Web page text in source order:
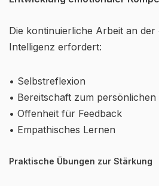
Die kontinuierliche Arbeit an der
Intelligenz erfordert:
• Selbstreflexion
• Bereitschaft zum persönlichen
• Offenheit für Feedback
• Empathisches Lernen
Praktische Übungen zur Stärkung